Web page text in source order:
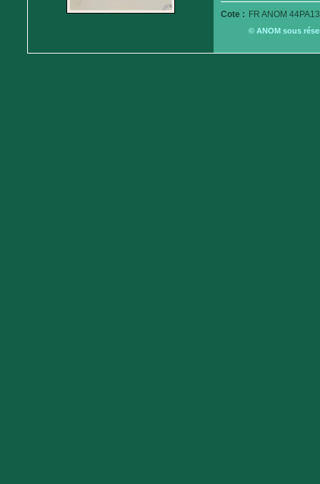
Cote : FR ANOM
© ANOM sous